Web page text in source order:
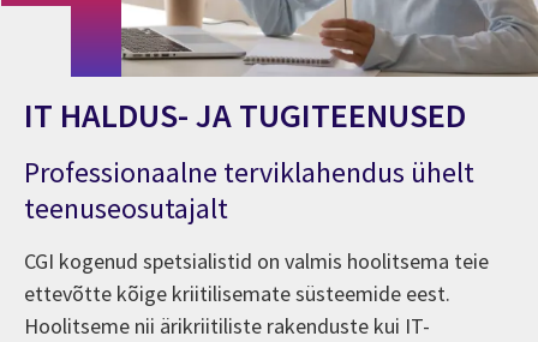
IT HALDUS- JA TUGITEENUSED
Professionaalne terviklahendus ühelt
teenuseosutajalt
CGI kogenud spetsialistid on valmis hoolitsema teie
ettevõtte kõige kriitilisemate süsteemide eest.
Hoolitseme nii ärikriitiliste rakenduste kui IT-